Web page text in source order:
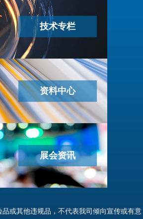
技术专栏
资料中心
展会资讯
或其他违规品，不代表我司倾向宣传或有意